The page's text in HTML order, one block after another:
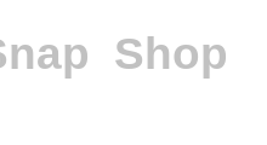
Shop